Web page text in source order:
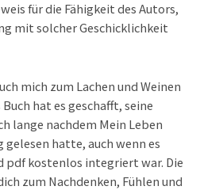
für die Fähigkeit des Autors,
mit solcher Geschicklichkeit
mich zum Lachen und Weinen
hat es geschafft, seine
lange nachdem Mein Leben
hatte, auch wenn es
pdf kostenlos integriert war. Die
zum Nachdenken, Fühlen und